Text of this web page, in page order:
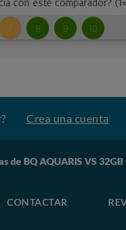
Crea una cuenta
de BQ AQUARIS VS 32GB
CONTACTAR